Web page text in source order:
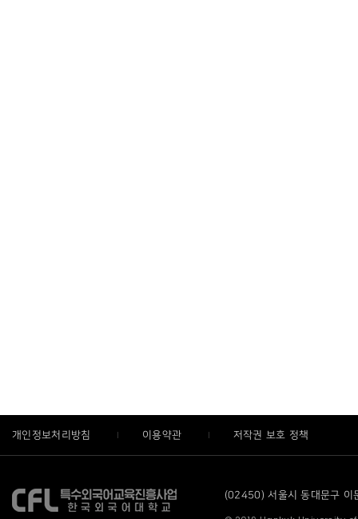
개인정보처리방침 이용약관 저작권 보호 정책
(02450) 서울시 동대문구